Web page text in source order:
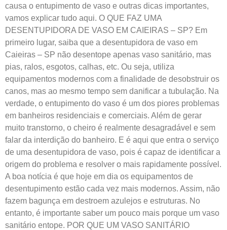
causa o entupimento de vaso e outras dicas importantes,
vamos explicar tudo aqui. O QUE FAZ UMA
DESENTUPIDORA DE VASO EM CAIEIRAS – SP? Em
primeiro lugar, saiba que a desentupidora de vaso em
Caieiras – SP não desentope apenas vaso sanitário, mas
pias, ralos, esgotos, calhas, etc. Ou seja, utiliza
equipamentos modernos com a finalidade de desobstruir os
canos, mas ao mesmo tempo sem danificar a tubulação. Na
verdade, o entupimento do vaso é um dos piores problemas
em banheiros residenciais e comerciais. Além de gerar
muito transtorno, o cheiro é realmente desagradável e sem
falar da interdição do banheiro. E é aqui que entra o serviço
de uma desentupidora de vaso, pois é capaz de identificar a
origem do problema e resolver o mais rapidamente possível.
A boa notícia é que hoje em dia os equipamentos de
desentupimento estão cada vez mais modernos. Assim, não
fazem bagunça em destroem azulejos e estruturas. No
entanto, é importante saber um pouco mais porque um vaso
sanitário entope. POR QUE UM VASO SANITÁRIO